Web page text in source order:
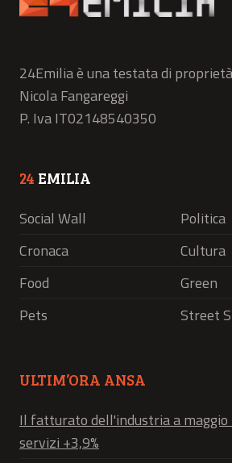
24Emilia è una testata di
Nicola Fangareggi
P. Iva IT02148540350
24 EMILIA
Social Wall
Politica
Cronaca
Cultura
Food
Green
Pets
Street
ULTIM’ORA ANSA
Il fatturato dell'industria a maggio
servizi +3,9%